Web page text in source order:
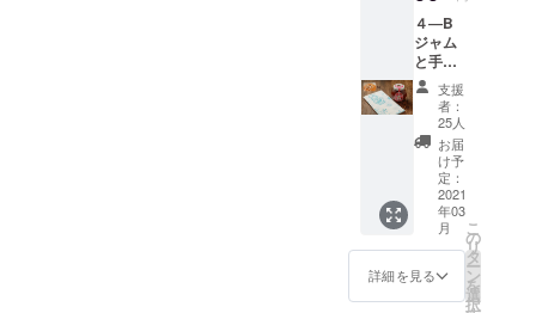
のは完
成次
第、
「レト
ルト引
換券番
号」に
則して
順次お
手元に
お送り
するこ
とにな
りま
す。
とにな
りま
す。
と商品
をお送
りしま
す。ま
た、レ
トルト
そのも
のは完
成次
第、
「レト
ルト引
号」に
則して
ずご明
記くだ
さい。
プロ
ジェク
ト終了
後お手
元に
「レト
ルト引
換券」
と商品
りしま
す。ま
て、旅
行本と
しても
楽しめ
ます。
本１冊
とビー
フスト
ロガノ
フのレ
トルト
引換券
（有効
期限：6
月30
ぬぐい
（ピン
ク）１
枚 内
容：オ
リジナ
ルマト
リョー
シカ手
ぬぐい
（ピン
ク）１
枚、ロ
シアン
ティー
４―B
ジャム
と手ぬ
ぐい
（ブ
ルー）
レトル
ト引換
券３枚
とブル
ガリア
の薔薇
ジャム
１個と
オリジ
支援
者：
25人
お届
け予
定：
2021
年03
月
詳細を見る
こ
の
リ
タ
ー
ン
を
選
択